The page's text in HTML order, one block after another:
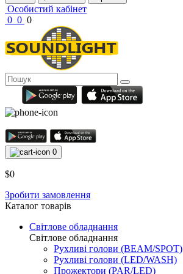
Особистий кабінет
0 0 0
0
$0
Зробити замовлення
Каталог товарів
Світлове обладнання
Світлове обладнання
Рухливі голови (BEAM/SPOT)
Рухливі голови (LED/WASH)
Прожектори (PAR/LED)